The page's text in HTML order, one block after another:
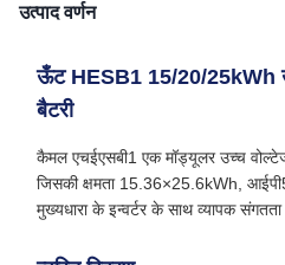
उत्पाद वर्णन
ऊँट HESB1 15/20/25kWh
बैटरी
कैमल एचईएसबी1 एक मॉड्यूलर उच्च
जिसकी क्षमता 15.36×25.6kWh,
मुख्यधारा के इन्वर्टर के साथ व्यापक